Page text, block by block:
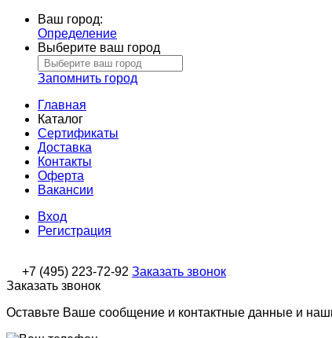
Ваш город:
Определение
Выберите ваш город
Запомнить город
Главная
Каталог
Сертификаты
Доставка
Контакты
Оферта
Вакансии
Вход
Регистрация
+7 (495) 223-72-92 Заказать звонок
Заказать звонок
Оставьте Ваше сообщение и контактные данные и